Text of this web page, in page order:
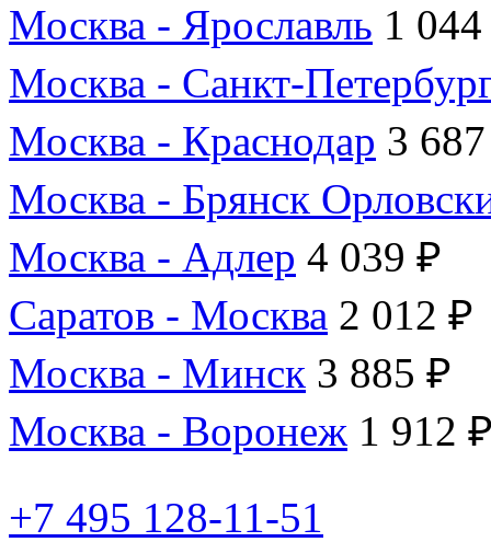
Москва - Ярославль 1
Москва - Санкт-
Москва - Краснодар 3
Москва - Брянск
Москва - Адлер 4 039 ₽
Саратов - Москва 2 012 ₽
Москва - Минск 3 885 ₽
Москва - Воронеж 1 912
+7 495 128-11-51